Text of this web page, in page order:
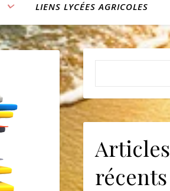
LIENS LYCÉES AGRICOLES
Articles
récents